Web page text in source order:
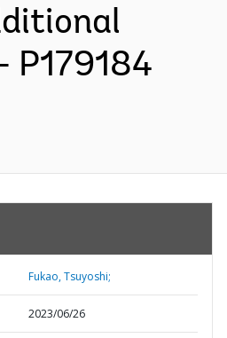
P179184
Fukao, Tsuyoshi;
2023/06/26